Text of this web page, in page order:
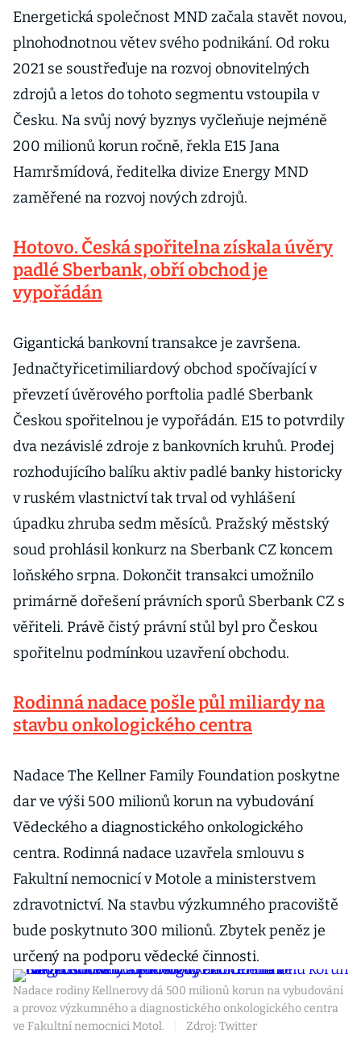
Energetická společnost MND začala stavět novou,
plnohodnotnou větev svého podnikání. Od roku
2021 se soustřeďuje na rozvoj obnovitelných
zdrojů a letos do tohoto segmentu vstoupila v
Česku. Na svůj nový byznys vyčleňuje nejméně
200 milionů korun ročně, řekla E15 Jana
Hamršmídová, ředitelka divize Energy MND
zaměřené na rozvoj nových zdrojů.
Hotovo. Česká spořitelna získala úvěry
padlé Sberbank, obří obchod je
vypořádán
Gigantická bankovní transakce je završena.
Jednačtyřicetimiliardový obchod spočívající v
převzetí úvěrového porftolia padlé Sberbank
Českou spořitelnou je vypořádán. E15 to potvrdily
dva nezávislé zdroje z bankovních kruhů. Prodej
rozhodujícího balíku aktiv padlé banky historicky
v ruském vlastnictví tak trval od vyhlášení
úpadku zhruba sedm měsíců. Pražský městský
soud prohlásil konkurz na Sberbank CZ koncem
loňského srpna. Dokončit transakci umožnilo
primárně dořešení právních sporů Sberbank CZ s
věřiteli. Právě čistý právní stůl byl pro Českou
spořitelnu podmínkou uzavření obchodu.
Rodinná nadace pošle půl miliardy na
stavbu onkologického centra
Nadace The Kellner Family Foundation poskytne
dar ve výši 500 milionů korun na vybudování
Vědeckého a diagnostického onkologického
centra. Rodinná nadace uzavřela smlouvu s
Fakultní nemocnicí v Motole a ministerstvem
zdravotnictví. Na stavbu výzkumného pracoviště
bude poskytnuto 300 milionů. Zbytek peněz je
určený na podporu vědecké činnosti.
Nadace rodiny Kellnerovy dá 500 milionů korun na vybudování
a provoz výzkumného a diagnostického onkologického centra
ve Fakultní nemocnici Motol.
Zdroj: Twitter